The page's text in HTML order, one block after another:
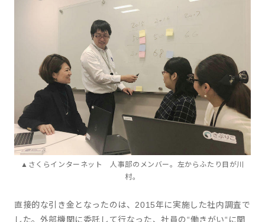
▲さくらインターネット 人事部のメンバー。左からふたり目が川
村。
直接的な引き金となったのは、2015年に実施した社内調査で
した。外部機関に委託して行なった、社員の“働きがい“に関